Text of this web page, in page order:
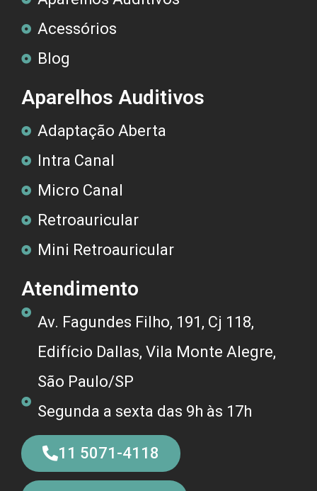
Acessórios
Blog
Aparelhos Auditivos
Adaptação Aberta
Intra Canal
Micro Canal
Retroauricular
Mini Retroauricular
Atendimento
Av. Fagundes Filho, 191, Cj 118,
Edifício Dallas, Vila Monte Alegre,
São Paulo/SP
Segunda a sexta das 9h às 17h
11 5071-4118